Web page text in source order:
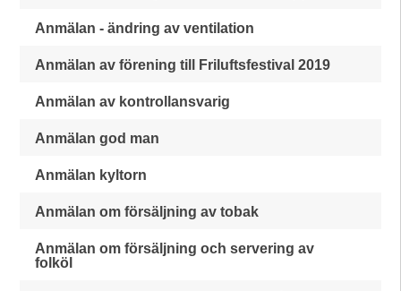
Anmälan - ändring av ventilation
Anmälan av förening till Friluftsfestival 2019
Anmälan av kontrollansvarig
Anmälan god man
Anmälan kyltorn
Anmälan om försäljning av tobak
Anmälan om försäljning och servering av
folköl